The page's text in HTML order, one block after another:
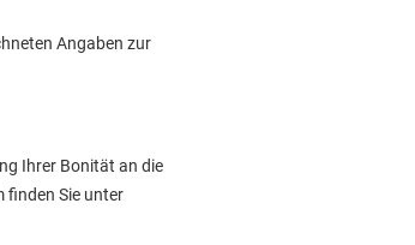
Angaben zur
Ihrer Bonität an die
finden Sie unter